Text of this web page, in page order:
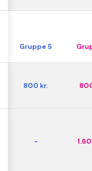
Gruppe 5
800 kr.
-